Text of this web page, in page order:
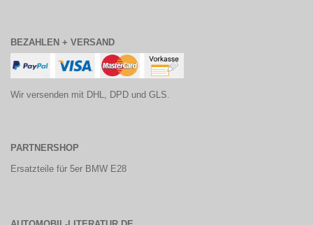
BEZAHLEN + VERSAND
Wir versenden mit DHL, DPD und GLS.
PARTNERSHOP
Ersatzteile für 5er BMW E28